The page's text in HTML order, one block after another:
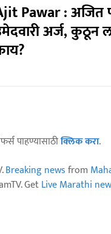
Pawar : अजित
अर्ज, कुठून
पाहण्यासाठीक्लिक करा.
Breaking newsfrom
GetLive Marathi